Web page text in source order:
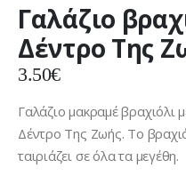
Γαλάζιο
Δέντρο Της
3.50€
Γαλάζιο μακραμέ βραχιόλι
Δέντρο Της Ζωής. Το
ταιριάζει σε όλα τα μεγέθη.